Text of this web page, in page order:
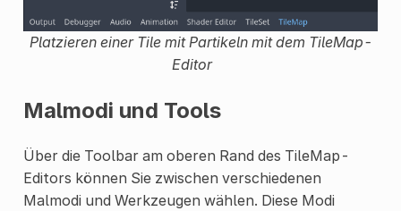
Platzieren einer Tile mit Partikeln mit dem TileMap-
Editor
Malmodi und Tools
Über die Toolbar am oberen Rand des TileMap-
Editors können Sie zwischen verschiedenen
Malmodi und Werkzeugen wählen. Diese Modi